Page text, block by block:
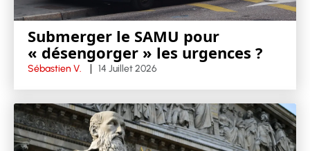
Submerger le SAMU pour
« désengorger » les urgences ?
Sébastien V. 14 Juillet 2026